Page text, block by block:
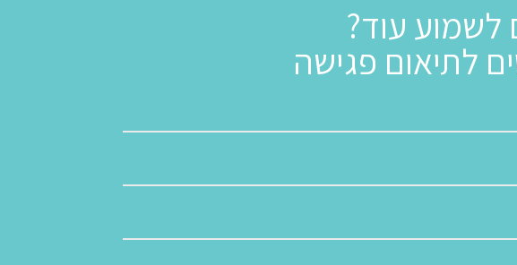
לשמוע עוד?
לתיאום פגישה